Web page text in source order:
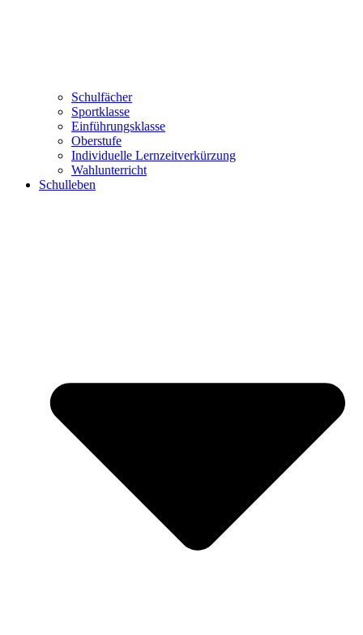
Schulfächer
Sportklasse
Einführungsklasse
Oberstufe
Individuelle Lernzeitverkürzung
Wahlunterricht
Schulleben